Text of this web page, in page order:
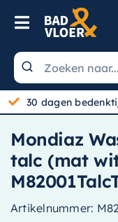
Skip to content
Toggle
Wastafels
Toiletten
Spiegels
Kranen
Douche
30 dagen
Mondiaz
talc (mat
Artikelnummer: